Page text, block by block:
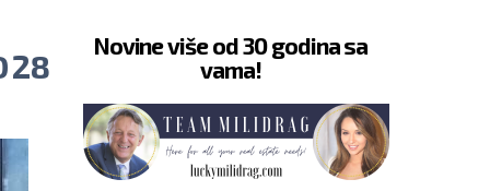
28
Novine više od 30 godina sa
vama!